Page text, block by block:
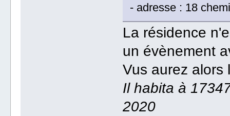
- adresse : 18
La résidence
un évènement
Vus aurez alors
Il habita à
2020